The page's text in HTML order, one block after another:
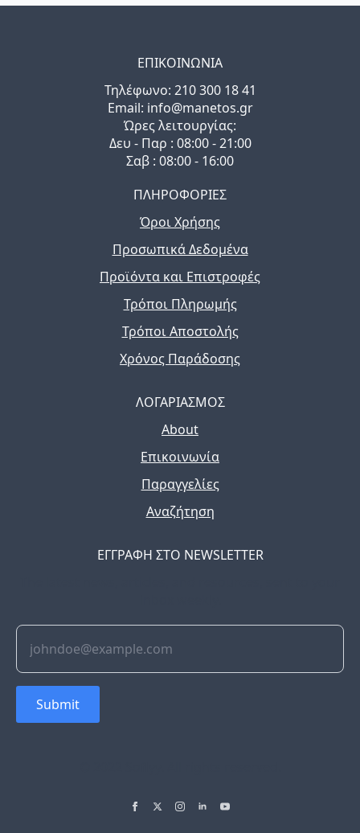
ΕΠΙΚΟΙΝΩΝΙΑ
Τηλέφωνo: 210 300 18 41
Email: info@manetos.gr
Ώρες λειτουργίας:
Δευ - Παρ : 08:00 - 21:00
Σαβ : 08:00 - 16:00
ΠΛΗΡΟΦΟΡΙΕΣ
Όροι Χρήσης
Προσωπικά Δεδομένα
Προϊόντα και Επιστροφές
Τρόποι Πληρωμής
Τρόποι Αποστολής
Χρόνος Παράδοσης
ΛΟΓΑΡΙΑΣΜΟΣ
About
Επικοινωνία
Παραγγελίες
Αναζήτηση
ΕΓΓΡΑΦΗ ΣΤΟ NEWSLETTER
Submit